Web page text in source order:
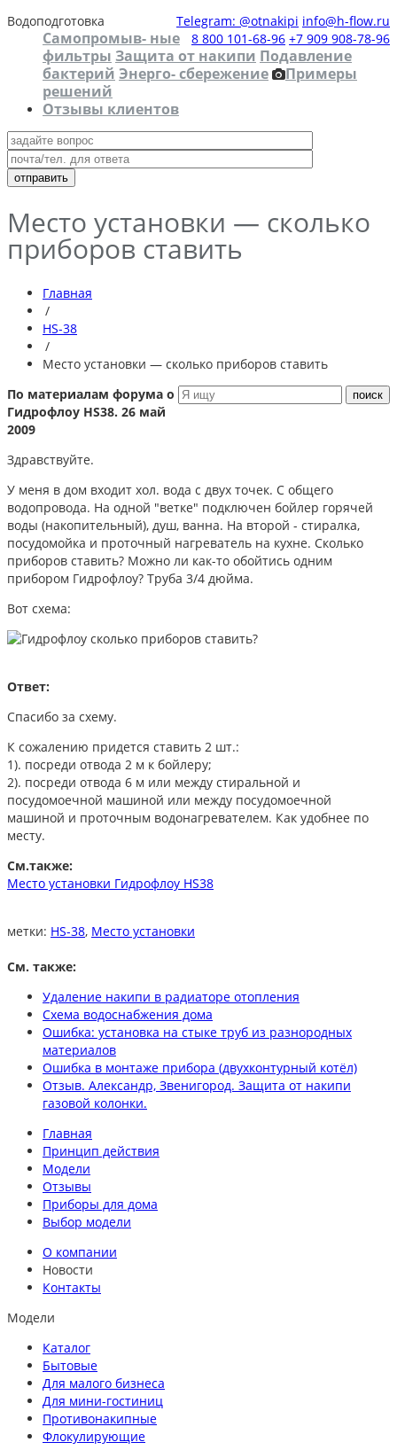
Водоподготовка Telegram: @otnakipi info@h-flow.ru
8 800 101-68-96 +7 909 908-78-96
Самопромыв- ные
фильтры Защита от накипи Подавление
бактерий Энерго- сбережение
Примеры
решений
Отзывы клиентов
Место установки — сколько
приборов ставить
Главная
/
HS-38
/
Место установки — сколько приборов ставить
По материалам форума о
Гидрофлоу HS38. 26 май
2009
Здравствуйте.
У меня в дом входит хол. вода с двух точек. С общего
водопровода. На одной "ветке" подключен бойлер горячей
воды (накопительный), душ, ванна. На второй - стиралка,
посудомойка и проточный нагреватель на кухне. Сколько
приборов ставить? Можно ли как-то обойтись одним
прибором Гидрофлоу? Труба 3/4 дюйма.
Вот схема:
Ответ:
Спасибо за схему.
К сожалению придется ставить 2 шт.:
1). посреди отвода 2 м к бойлеру;
2). посреди отвода 6 м или между стиральной и
посудомоечной машиной или между посудомоечной
машиной и проточным водонагревателем. Как удобнее по
месту.
См.также:
Место установки Гидрофлоу HS38
метки: HS-38, Место установки
См. также:
Удаление накипи в радиаторе отопления
Схема водоснабжения дома
Ошибка: установка на стыке труб из разнородных
материалов
Ошибка в монтаже прибора (двухконтурный котёл)
Отзыв. Александр, Звенигород. Защита от накипи
газовой колонки.
Главная
Принцип действия
Модели
Отзывы
Приборы для дома
Выбор модели
О компании
Новости
Контакты
Модели
Каталог
Бытовые
Для малого бизнеса
Для мини-гостиниц
Противонакипные
Флокулирующие